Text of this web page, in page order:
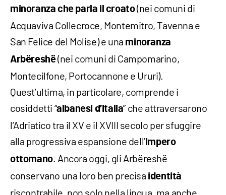
minoranza che parla il croato(nei comuni di
Acquaviva Collecroce, Montemitro, Tavenna e
San Felice del Molise) e una minoranza
Arbëreshë(nei comuni di Campomarino,
Montecilfone, Portocannone e Ururi).
Quest’ultima, in particolare, comprende i
cosiddetti “albanesi d’Italia” che attraversarono
l’Adriatico tra il XV e il XVIII secolo per sfuggire
alla progressiva espansione dell’impero
ottomano. Ancora oggi, gli Arbëreshë
conservano una loro ben precisa identità
riscontrabile, non solo nella lingua, ma anche